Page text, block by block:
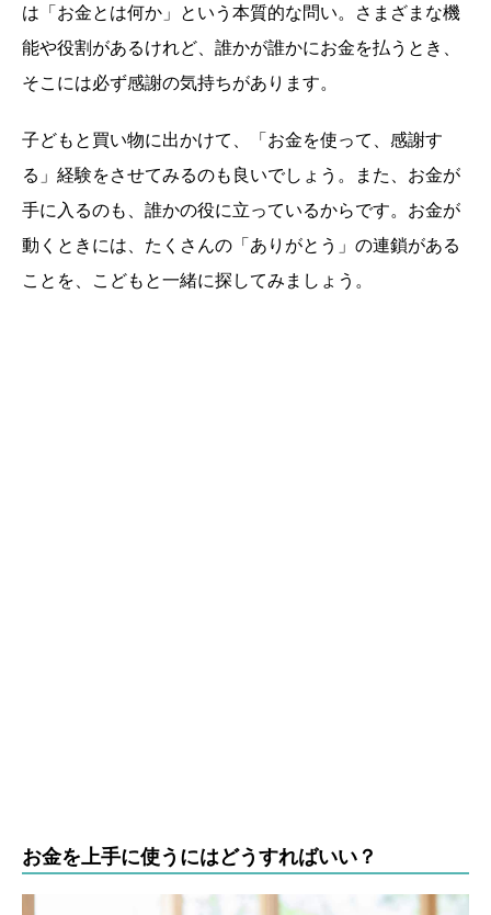
は「お金とは何か」という本質的な問い。さまざまな機
能や役割があるけれど、誰かが誰かにお金を払うとき、
そこには必ず感謝の気持ちがあります。
子どもと買い物に出かけて、「お金を使って、感謝す
る」経験をさせてみるのも良いでしょう。また、お金が
手に入るのも、誰かの役に立っているからです。お金が
動くときには、たくさんの「ありがとう」の連鎖がある
ことを、こどもと一緒に探してみましょう。
お金を上手に使うにはどうすればいい？